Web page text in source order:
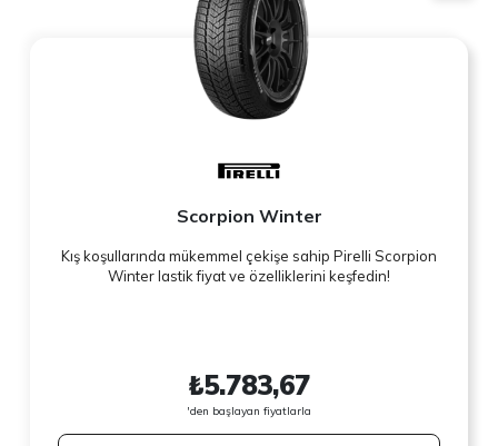
Scorpion Winter
Kış koşullarında mükemmel çekişe sahip Pirelli Scorpion
Winter lastik fiyat ve özelliklerini keşfedin!
₺5.783,67
'den başlayan fiyatlarla